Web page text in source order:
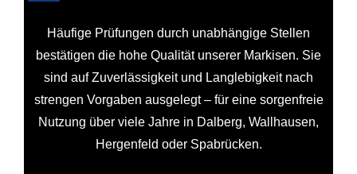
Häufige Prüfungen durch unabhängige Stellen
bestätigen die hohe Qualität unserer Markisen. Sie
sind auf Zuverlässigkeit und Langlebigkeit nach
strengen Vorgaben ausgelegt – für eine sorgenfreie
Nutzung über viele Jahre in Dalberg, Wallhausen,
Hergenfeld oder Spabrücken.